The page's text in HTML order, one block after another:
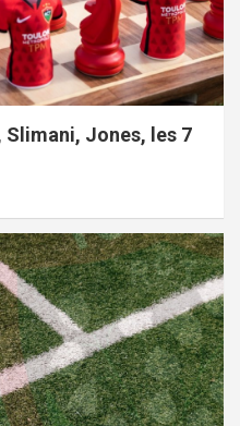
Slimani, Jones, les 7